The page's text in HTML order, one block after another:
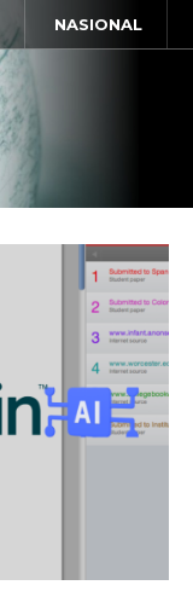
NASIONAL